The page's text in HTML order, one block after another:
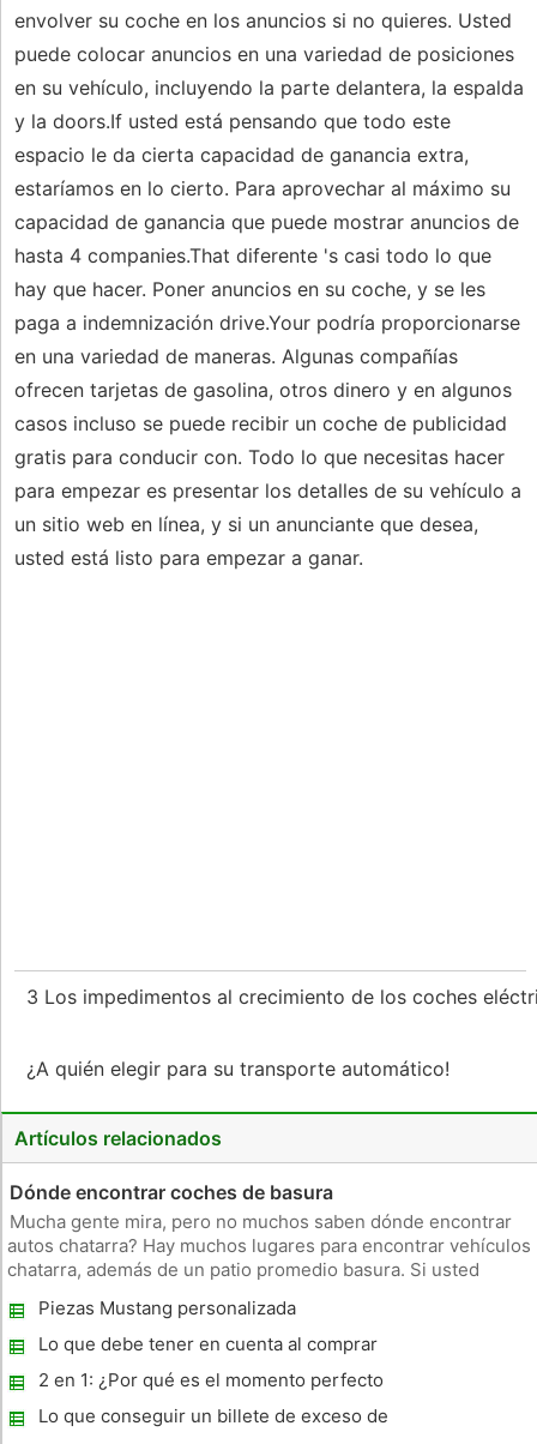
envolver su coche en los anuncios si no quieres. Usted
puede colocar anuncios en una variedad de posiciones
en su vehículo, incluyendo la parte delantera, la espalda
y la doors.If usted está pensando que todo este
espacio le da cierta capacidad de ganancia extra,
estaríamos en lo cierto. Para aprovechar al máximo su
capacidad de ganancia que puede mostrar anuncios de
hasta 4 companies.That diferente 's casi todo lo que
hay que hacer. Poner anuncios en su coche, y se les
paga a indemnización drive.Your podría proporcionarse
en una variedad de maneras. Algunas compañías
ofrecen tarjetas de gasolina, otros dinero y en algunos
casos incluso se puede recibir un coche de publicidad
gratis para conducir con. Todo lo que necesitas hacer
para empezar es presentar los detalles de su vehículo a
un sitio web en línea, y si un anunciante que desea,
usted está listo para empezar a ganar.
3 Los impedimentos al crecimiento de los coches
¿A quién elegir para su transporte automático!
Artículos relacionados
Dónde encontrar coches de basura
Mucha gente mira, pero no muchos saben dónde encontrar
autos chatarra? Hay muchos lugares para encontrar vehículos
chatarra, además de un patio promedio basura. Si usted
los coches no deseado a un precio asequible. Tal vez youâ €
™ re en busc
Piezas Mustang personalizada
Lo que debe tener en cuenta al comprar
coches usados ​​de BMW
2 en 1: ¿Por qué es el momento perfecto
para consolidar su seguro de coche y
Lo que conseguir un billete de exceso de